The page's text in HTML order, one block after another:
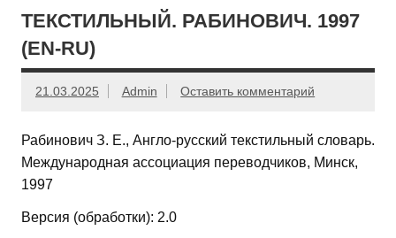
ТЕКСТИЛЬНЫЙ. РАБИНОВИЧ. 1997
(EN-RU)
21.03.2025 Admin Оставить комментарий
Рабинович З. Е., Англо-русский текстильный словарь.
Международная ассоциация переводчиков, Минск,
1997
Версия (обработки): 2.0